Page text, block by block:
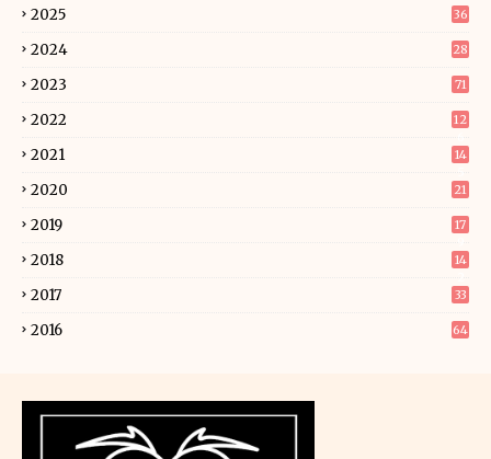
2025 36
2024 28
2023 71
2022
12
2021
14
2020 21
2019
17
2018
14
2017 33
2016 64